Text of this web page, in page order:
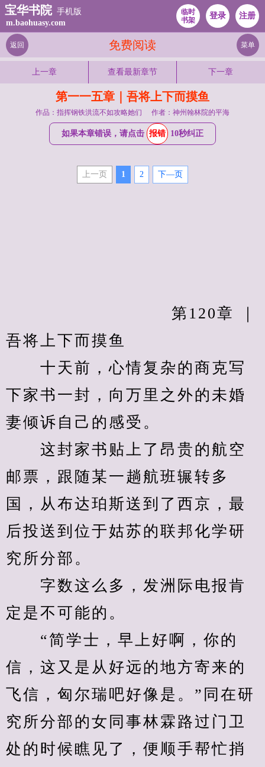
宝华书院 手机版
m.baohuasy.com
临时
书架
登录 注册
免费阅读
返回 菜单
上一章 查看最新章节 下一章
第一一五章｜吾将上下而摸鱼
作品：指挥钢铁洪流不如攻略她们 作者：神州翰林院的平海
如果本章错误，请点击 报错 10秒纠正
上一页 1 2 下—页
吾将上下而摸鱼
十天前，心情复杂的商克写
下家书一封，向万里之外的未婚
妻倾诉自己的感受。
这封家书贴上了昂贵的航空
邮票，跟随某一趟航班辗转多
国，从布达珀斯送到了西京，最
后投送到位于姑苏的联邦化学研
究所分部。
字数这么多，发洲际电报肯
定是不可能的。
“简学士，早上好啊，你的
信，这又是从好远的地方寄来的
飞信，匈尔瑞吧好像是。”同在研
究所分部的女同事林霖路过门卫
处的时候瞧见了，便顺手帮忙捎